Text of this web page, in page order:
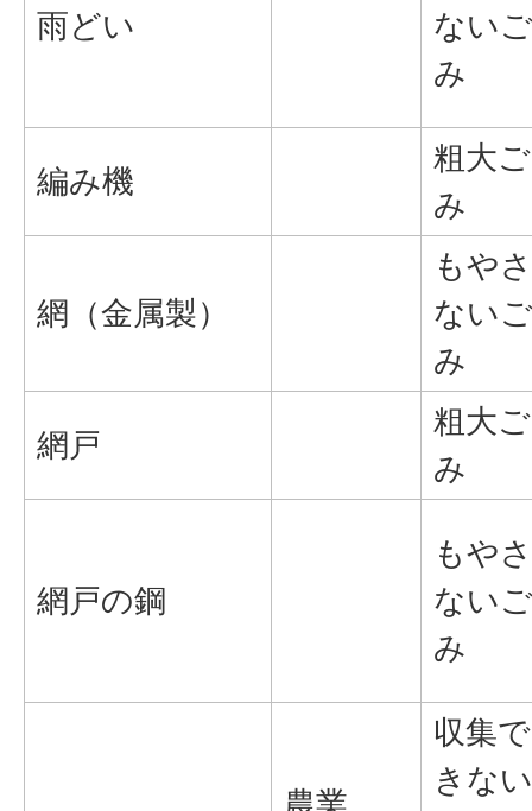
雨どい
ないご
み
編み機
粗大ご
み
網（金属製）
もやさ
ないご
み
網戸
粗大ご
み
網戸の鋼
もやさ
ないご
み
収集で
きない